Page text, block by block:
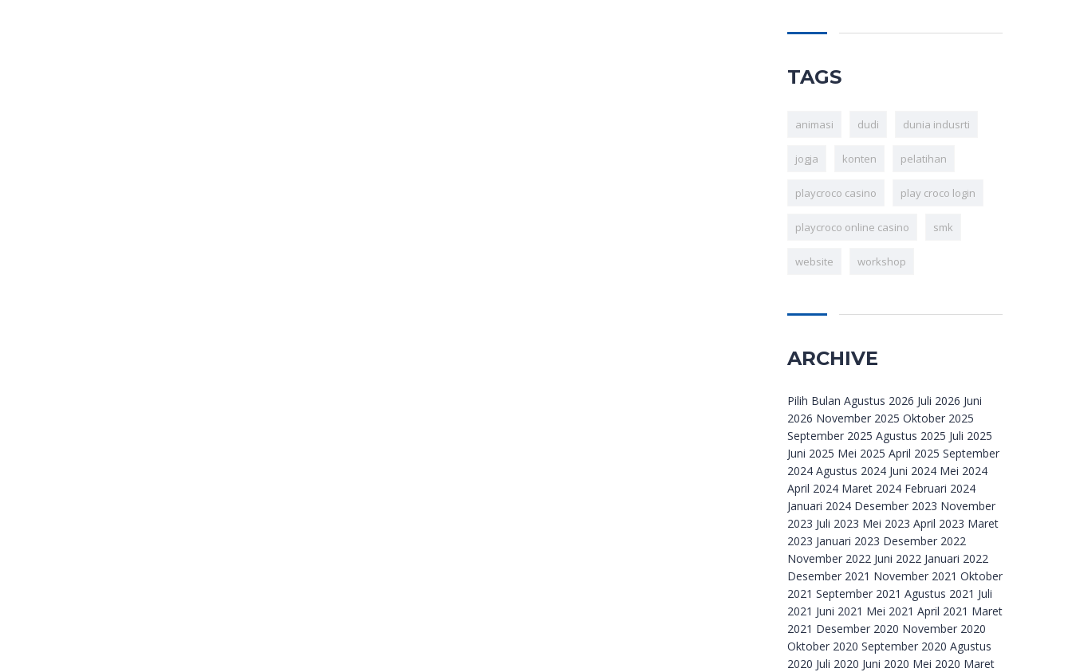
TAGS
animasi dudi dunia indusrti
jogja konten pelatihan
playcroco casino play croco login
playcroco online casino smk
website workshop
ARCHIVE
Archive
Pilih Bulan Agustus 2026 Juli 2026 Juni
2026 November 2025 Oktober 2025
September 2025 Agustus 2025 Juli 2025
Juni 2025 Mei 2025 April 2025 September
2024 Agustus 2024 Juni 2024 Mei 2024
April 2024 Maret 2024 Februari 2024
Januari 2024 Desember 2023 November
2023 Juli 2023 Mei 2023 April 2023 Maret
2023 Januari 2023 Desember 2022
November 2022 Juni 2022 Januari 2022
Desember 2021 November 2021 Oktober
2021 September 2021 Agustus 2021 Juli
2021 Juni 2021 Mei 2021 April 2021 Maret
2021 Desember 2020 November 2020
Oktober 2020 September 2020 Agustus
2020 Juli 2020 Juni 2020 Mei 2020 Maret